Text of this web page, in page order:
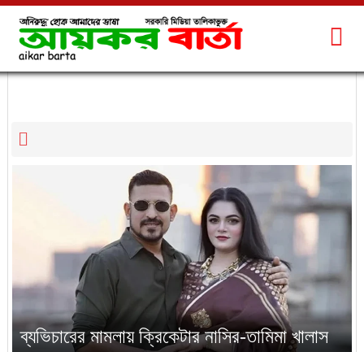
ব্যভিচারের মামলায় ক্রিকেটার নাসির-তামিমা খালাস